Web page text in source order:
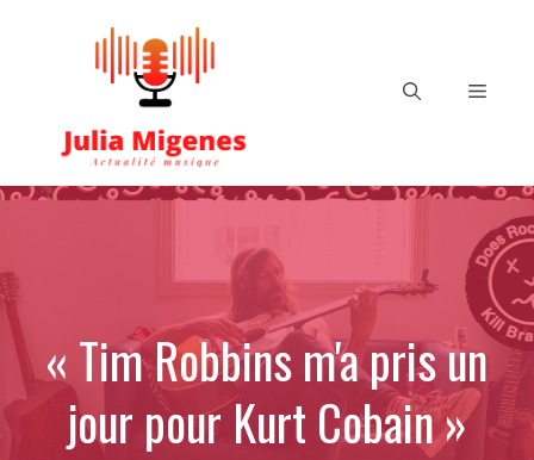
Menu
« Tim Robbins m'a pris un
jour pour Kurt Cobain »